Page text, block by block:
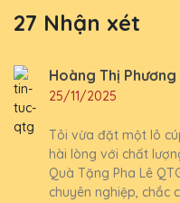
27 Nhận xét
Hoàng Thị Phương
25/11/2025
Tôi vừa đặt một lô
hài lòng với chất
Quà Tặng Pha Lê
chuyên nghiệp, chắc